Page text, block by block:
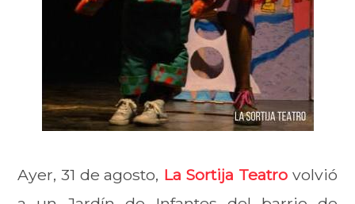
Ayer, 31 de agosto, La Sortija Teatro volvió